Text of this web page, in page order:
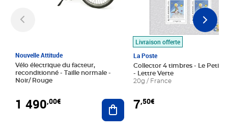
Nouvelle Attitude
Vélo électrique du facteur,
reconditionné - Taille normale -
Noir/ Rouge
1 490,00€ Ajouter au panier
Livraison offerte
La Poste
Collector 4 timbres - Le Petit
- Lettre Verte
20g / France
7,50€